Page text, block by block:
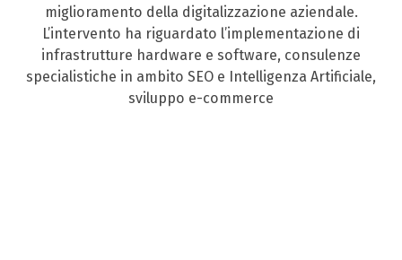
miglioramento della digitalizzazione aziendale.
L’intervento ha riguardato l’implementazione di
infrastrutture hardware e software, consulenze
specialistiche in ambito SEO e Intelligenza Artificiale,
sviluppo e-commerce